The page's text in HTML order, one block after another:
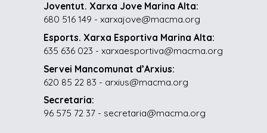
Joventut. Xarxa Jove Marina Alta:
680 516 149 - xarxajove@macma.org
Esports. Xarxa Esportiva Marina Alta:
635 636 023 - xarxaesportiva@macma.org
Servei Mancomunat d’Arxius:
620 85 22 83 - arxius@macma.org
Secretaria:
96 575 72 37 - secretaria@macma.org